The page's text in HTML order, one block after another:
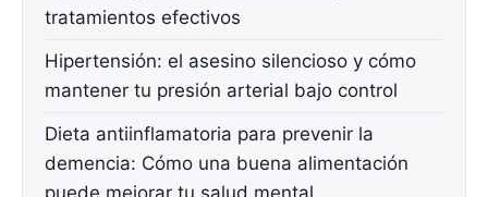
tratamientos efectivos
Hipertensión: el asesino silencioso y cómo
mantener tu presión arterial bajo control
Dieta antiinflamatoria para prevenir la
demencia: Cómo una buena alimentación
puede mejorar tu salud mental